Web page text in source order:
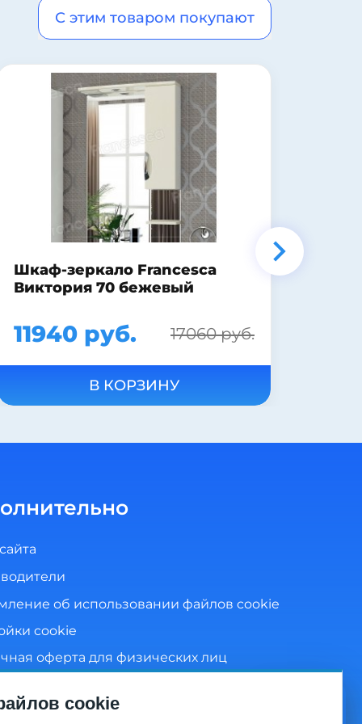
С этим товаром покупают
Комплект мебели для ванной
Акватон Мира 45
18631 руб.
В КОРЗИНУ
об использовании файлов cookie
cookie
оферта для физических лиц
на обработку персональных данных
cookie